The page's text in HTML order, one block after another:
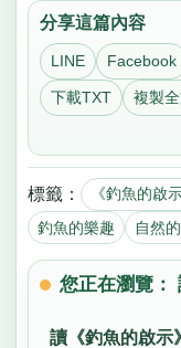
分享這篇內容
LINE Facebook
下載TXT 複製
標籤： 《釣魚的啟
釣魚的樂趣
自然
您正在瀏覽：
讀《釣魚的啟示